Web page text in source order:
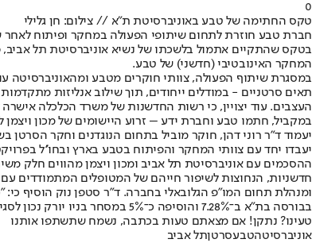
0
טקס החתימה של טבע באוניברסיטת ת"א // צילום: חן גלילי
חברת טבע חוזרת לתחום שיתופי הפעולה במחקר ופיתוח לאחר
בטקס שהתקיים אתמול בלשכתו של נשיא אוניברסיטת תל אביב,
המחקר האינובטיבי (חדשני) של טבע.
במסגרת שיתוף הפעולה, צוותי חוקרים מטבע ומהאוניברסיטה
תאים סרטניים - במודלים ייחודים, תוך שילוב אנליזות
העצבים. עוד יצויין, כי רשות החדשנות של משרד הכלכלה
במקביל, חתמו טבע וחברת ידע – זרוע היישומים של מכון ויצמן
יעמוד ד"ר רוני דהן, חוקר מוביל בתחום הנוגדנים וחקר הסרטן
יעבדו יחד עם צוותי המחקר והפיתוח בטבע בארץ ובחו''ל
ההסכמים עם אוניברסיטת תל אביב ומכון ויצמן מהווים חלק
חדשניות, הנחוצות לשיפור חייהם של המטופלים המתמודדים
ומנהלת תחום המו"פ הגלובאלי בחברה. ד"ר סטפן נוק הוסיף כי:
בבורסה בת"א ב־7.28% והוסיפה כ־5% במסחר בניו יורק נכון לסגירת העיתון.
טעינו? נתקן! אם מצאתם טעות בכתבה, נשמח שתשתפו אותנו
אוניברסיטהטבעסרטןתל אביב